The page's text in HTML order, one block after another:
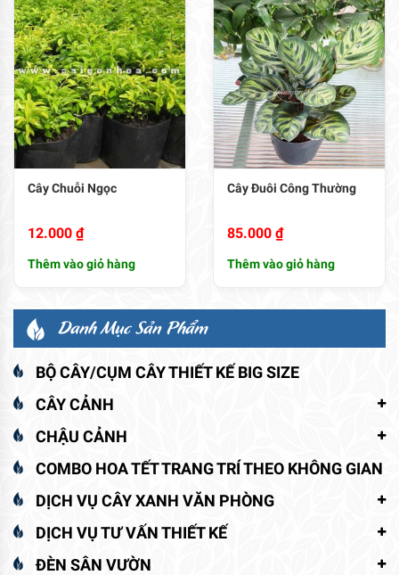
Cây Chuỗi Ngọc
12.000 ₫
Thêm vào giỏ hàng
Cây Đuôi Công Thường
85.000 ₫
Thêm vào giỏ hàng
Danh Mục Sản Phẩm
BỘ CÂY/CỤM CÂY THIẾT KẾ BIG SIZE
CÂY CẢNH
CHẬU CẢNH
COMBO HOA TẾT TRANG TRÍ THEO KHÔNG GIAN
DỊCH VỤ CÂY XANH VĂN PHÒNG
DỊCH VỤ TƯ VẤN THIẾT KẾ
ĐÈN SÂN VƯỜN